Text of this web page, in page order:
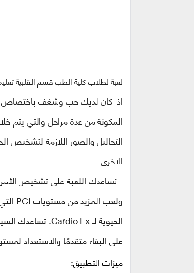
لعبة لطلاب كلية الطب قسم القلبية
اذا كان لديك حب وشغف باختصاص
المكونة من عدة مراحل والتي
التحاليل والصور اللازمة لتشخيص
الاخرى.
- تساعدك اللعبة على تشخيص
ولعب المزيد من مستوياتPCI
الحيوية لـCardio Ex. تساعدك
على البقاء متقدمًا والاستعداد
ميزات التطبيق: